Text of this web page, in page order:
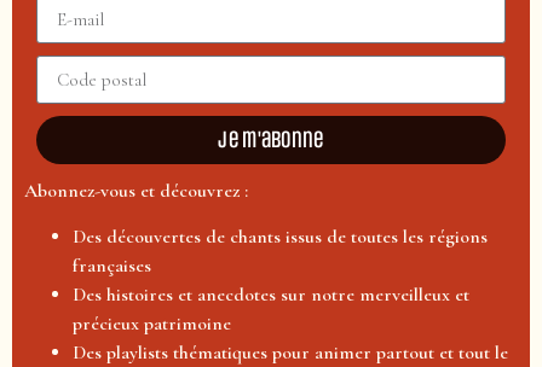
Je m'abonne
Abonnez-vous et découvrez :
Des découvertes de chants issus de toutes les régions
françaises
Des histoires et anecdotes sur notre merveilleux et
précieux patrimoine
Des playlists thématiques pour animer partout et tout le